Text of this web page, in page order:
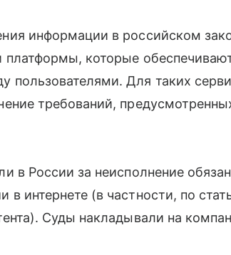
информации в российском
платформы, которые
Для таких
требований,
в России за неисполнение
интернете (в частности, по
Суды накладывали на